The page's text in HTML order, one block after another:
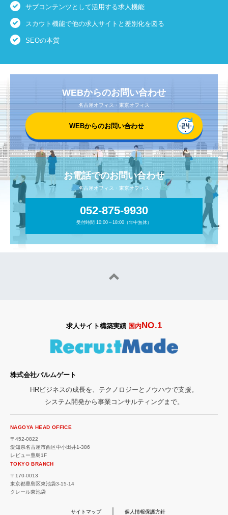
サブコンテンツとして活用する求人機能
スカウト機能で他の求人サイトと差別化を図る
SEOの本質
WEBからのお問い合わせ
名古屋オフィス・東京オフィス
WEBからのお問い合わせ
お電話でのお問い合わせ
名古屋オフィス・東京オフィス
052-875-9930
受付時間 10:00～18:00（年中無休）
求人サイト構築実績 国内NO.1
株式会社パルムゲート
HRビジネスの成長を、テクノロジーとノウハウで支援。
システム開発から事業コンサルティングまで。
NAGOYA HEAD OFFICE
〒452-0822
愛知県名古屋市西区中小田井1-386
レビュー豊島1F
TOKYO BRANCH
〒170-0013
東京都豊島区東池袋3-15-14
クレール東池袋
サイトマップ 個人情報保護方針